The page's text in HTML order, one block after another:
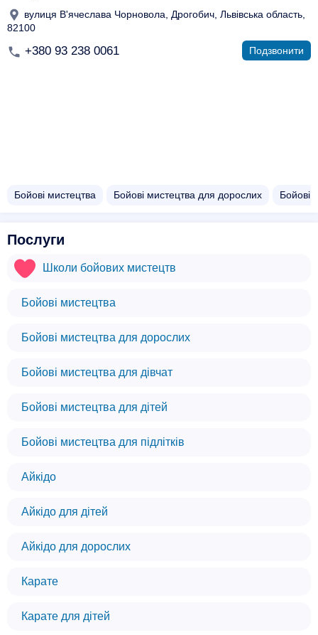
вулиця В'ячеслава Чорновола, Дрогобич, Львівська область,
82100
+380 93 238 0061 Подзвонити
Бойові мистецтва Бойові мистецтва для дорослих Бойові
Послуги
Школи бойових мистецтв
Бойові мистецтва
Бойові мистецтва для дорослих
Бойові мистецтва для дівчат
Бойові мистецтва для дітей
Бойові мистецтва для підлітків
Айкідо
Айкідо для дітей
Айкідо для дорослих
Карате
Карате для дітей